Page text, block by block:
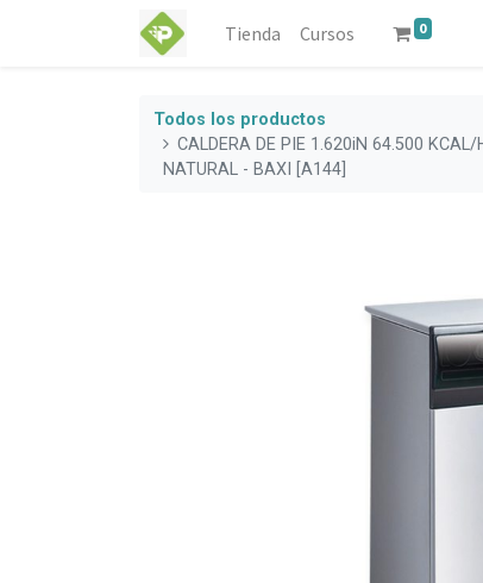
Tienda Cursos 0
Todos los productos
CALDERA DE PIE 1.620iN 64.500
NATURAL - BAXI [A144]